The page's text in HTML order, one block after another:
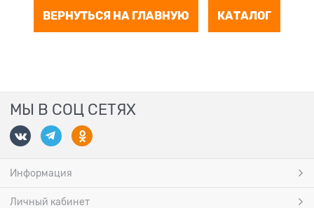
ВЕРНУТЬСЯ НА ГЛАВНУЮ КАТАЛОГ
МЫ В СОЦ СЕТЯХ
Информация
Личный кабинет